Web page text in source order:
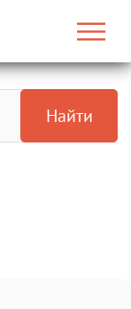
Найти